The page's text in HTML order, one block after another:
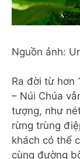
Nguồn ảnh:
Ra đời từ hơn
– Núi Chúa
tượng, như
rừng trùng
khách có thể
cùng đường